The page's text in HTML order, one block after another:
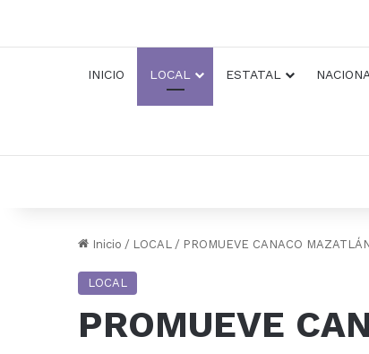
INICIO LOCAL ESTATAL
Inicio / LOCAL / PROMUEVE CANACO
LOCAL
PROMUEVE